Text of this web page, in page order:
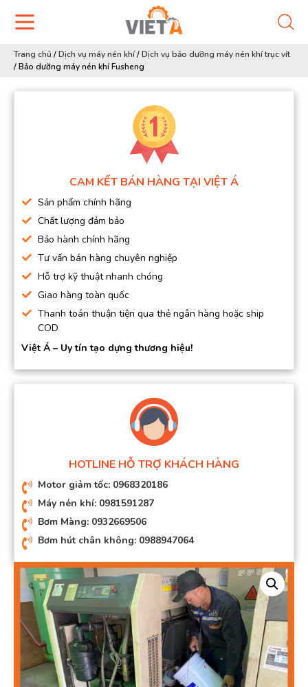
Trang chủ /Dịch vụ máy nén khí/Dịch vụ bảo dưỡng máy nén khí trục vít
/Bảo dưỡng máy nén khí Fusheng
CAM KẾT BÁN HÀNG TẠI VIỆT Á
Sản phẩm chính hãng
Chất lượng đảm bảo
Bảo hành chính hãng
Tư vấn bán hàng chuyên nghiệp
Hỗ trợ kỹ thuật nhanh chóng
Giao hàng toàn quốc
Thanh toán thuận tiện qua thẻ ngân hàng hoặc ship
COD
Việt Á – Uy tín tạo dựng thương hiệu!
HOTLINE HỖ TRỢ KHÁCH HÀNG
Motor giảm tốc: 0968320186
Máy nén khí: 0981591287
Bơm Màng: 0932669506
Bơm hút chân không: 0988947064